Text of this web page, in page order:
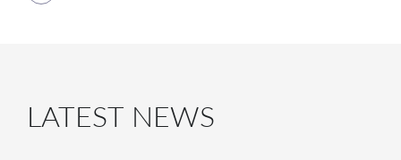
LATEST NEWS